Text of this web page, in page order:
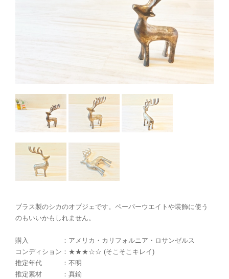
ブラス製のシカのオブジェです。ペーパーウエイトや装飾に使う
のもいいかもしれません。
購入 ：アメリカ・カリフォルニア・ロサンゼルス
コンディション：★★★☆☆ (そこそこキレイ)
推定年代 ：不明
推定素材 ：真鍮